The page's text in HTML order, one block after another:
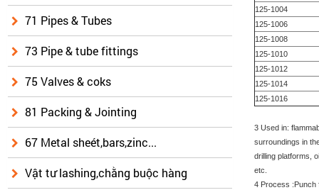
71 Pipes & Tubes
73 Pipe & tube fittings
75 Valves & coks
81 Packing & Jointing
67 Metal sheét,bars,zinc...
Vật tư lashing,chằng buộc hàng
125-1004
125-1006
125-1008
125-1010
125-1012
125-1014
125-1016
3 Used in:
surroundings in
drilling platforms,
etc.
4 Process :Punch